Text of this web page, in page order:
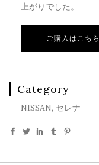
上がりでした。
ご購入はこちら
Category
NISSAN, セレナ